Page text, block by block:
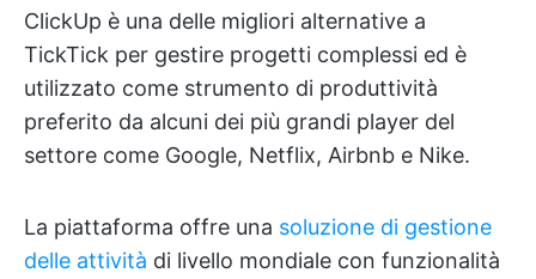
ClickUp è una delle migliori alternative a
TickTick per gestire progetti complessi ed è
utilizzato come strumento di produttività
preferito da alcuni dei più grandi player del
settore come Google, Netflix, Airbnb e Nike.
La piattaforma offre una soluzione di gestione
delle attività di livello mondiale con funzionalità